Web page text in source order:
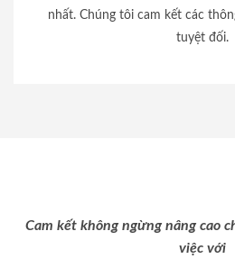
nhất. Chúng tôi cam kết các
tuyệt đối.
Cam kết không ngừng nâng cao
việc với